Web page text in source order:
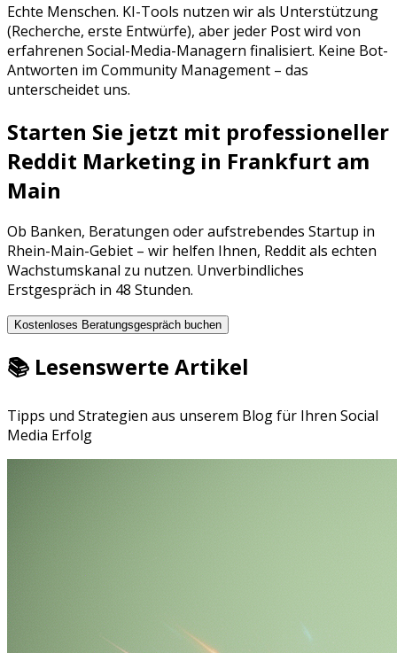
Echte Menschen. KI-Tools nutzen wir als Unterstützung
(Recherche, erste Entwürfe), aber jeder Post wird von
erfahrenen Social-Media-Managern finalisiert. Keine Bot-
Antworten im Community Management – das
unterscheidet uns.
Starten Sie jetzt mit professioneller
Reddit Marketing in Frankfurt am
Main
Ob Banken, Beratungen oder aufstrebendes Startup in
Rhein-Main-Gebiet – wir helfen Ihnen, Redditals echten
Wachstumskanal zu nutzen. Unverbindliches
Erstgespräch in 48 Stunden.
Kostenloses Beratungsgespräch buchen
📚 Lesenswerte Artikel
Tipps und Strategien aus unserem Blog für Ihren Social
Media Erfolg